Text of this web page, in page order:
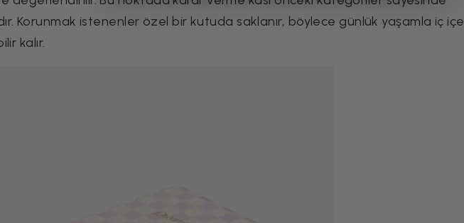
Korunmak istenenler özel bir kutuda saklanır, böylece günlük yaşamla iç içe
kalır.